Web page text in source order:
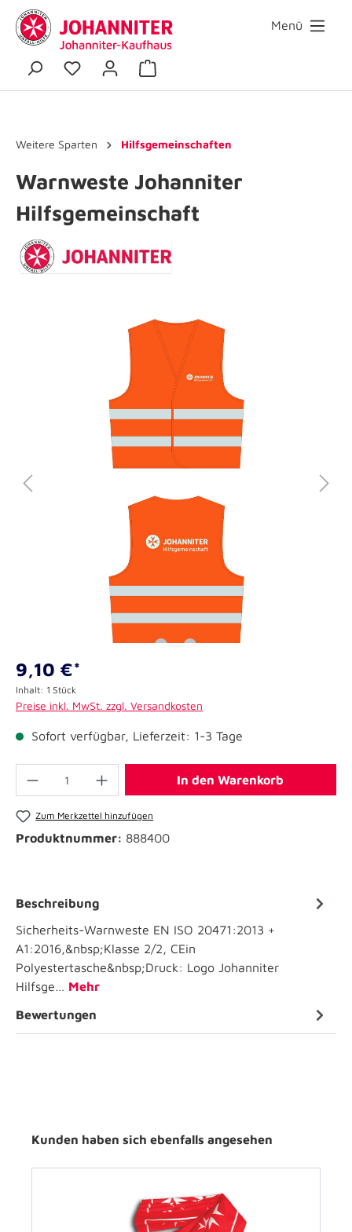
Menü
Weitere Sparten Hilfsgemeinschaften
Warnweste Johanniter
Hilfsgemeinschaft
9,10 €*
Inhalt: 1 Stück
Preise inkl. MwSt. zzgl. Versandkosten
Sofort verfügbar, Lieferzeit: 1-3 Tage
In den Warenkorb
Zum Merkzettel hinzufügen
Produktnummer: 888400
Beschreibung
Sicherheits-Warnweste EN ISO 20471:2013 +
A1:2016,&nbsp;Klasse 2/2, CEin
Polyestertasche&nbsp;Druck: Logo Johanniter
Hilfsge… Mehr
Bewertungen
Kunden haben sich ebenfalls angesehen